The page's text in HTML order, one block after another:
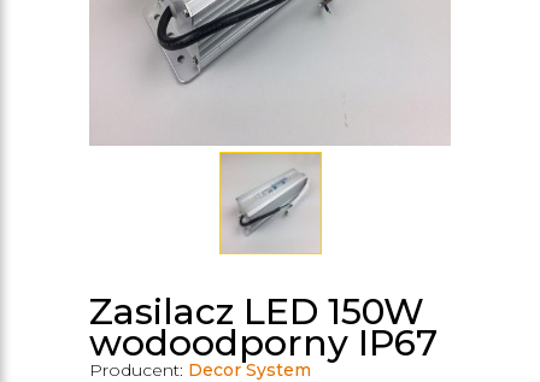
Zasilacz LED 150W
wodoodporny IP67
Producent: Decor System